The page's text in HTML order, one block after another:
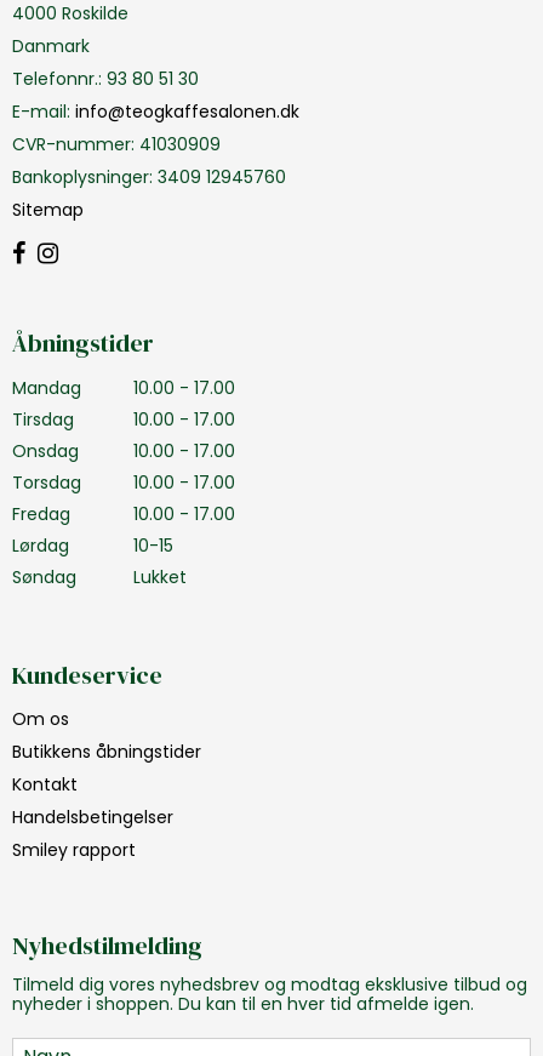
4000 Roskilde
Danmark
Telefonnr.: 93 80 51 30
E-mail: info@teogkaffesalonen.dk
CVR-nummer: 41030909
Bankoplysninger: 3409 12945760
Sitemap
Åbningstider
Mandag
10.00 - 17.00
Tirsdag
10.00 - 17.00
Onsdag
10.00 - 17.00
Torsdag
10.00 - 17.00
Fredag
10.00 - 17.00
Lørdag
10-15
Søndag
Lukket
Kundeservice
Om os
Butikkens åbningstider
Kontakt
Handelsbetingelser
Smiley rapport
Nyhedstilmelding
Tilmeld dig vores nyhedsbrev og modtag eksklusive tilbud og
nyheder i shoppen. Du kan til en hver tid afmelde igen.